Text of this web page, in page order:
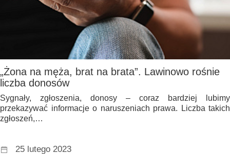
„Żona na męża, brat na brata”. Lawinowo rośnie
liczba donosów
Sygnały, zgłoszenia, donosy – coraz bardziej lubimy
przekazywać informacje o naruszeniach prawa. Liczba takich
zgłoszeń,…
25 lutego 2023